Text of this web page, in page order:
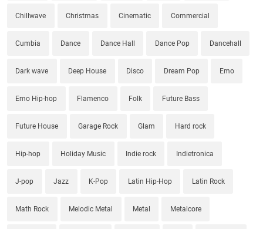
Chillwave Christmas Cinematic Commercial
Cumbia Dance Dance Hall Dance Pop Dancehall
Dark wave Deep House Disco Dream Pop Emo
Emo Hip-hop Flamenco Folk Future Bass
Future House Garage Rock Glam Hard rock
Hip-hop Holiday Music Indie rock Indietronica
J-pop Jazz K-Pop Latin Hip-Hop Latin Rock
Math Rock Melodic Metal Metal Metalcore